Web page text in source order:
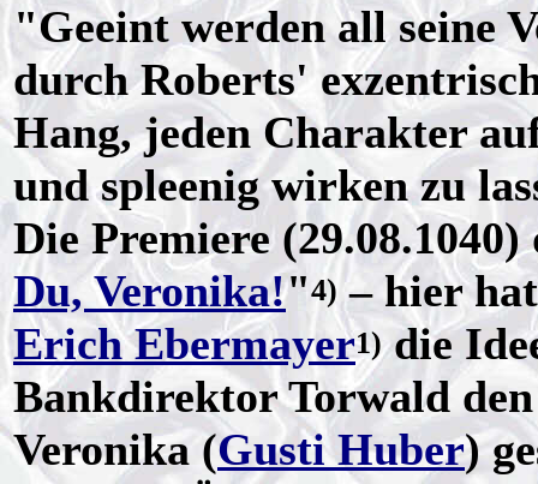
"Geeint werden all seine
durch Roberts'
Hang, jeden Charakter
und spleenig wirken zu
Die Premiere
Du, Veronika!"4) – hier
Erich Ebermayer1)die
Bankdirektor Torwald
Veronika (Gusti Huber)